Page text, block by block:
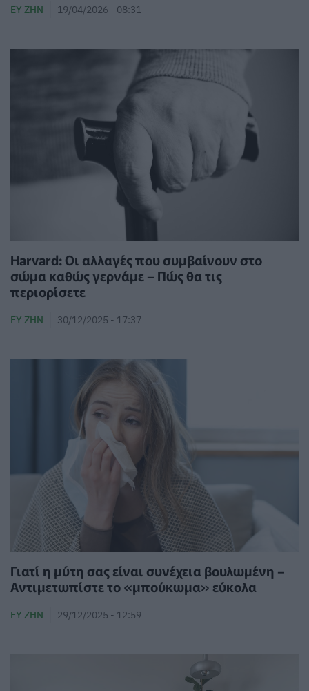
ΕΥ ΖΗΝ 19/04/2026 - 08:31
Harvard: Οι αλλαγές που συμβαίνουν στο
σώμα καθώς γερνάμε – Πώς θα τις
περιορίσετε
ΕΥ ΖΗΝ 30/12/2025 - 17:37
Γιατί η μύτη σας είναι συνέχεια βουλωμένη –
Αντιμετωπίστε το «μπούκωμα» εύκολα
ΕΥ ΖΗΝ 29/12/2025 - 12:59